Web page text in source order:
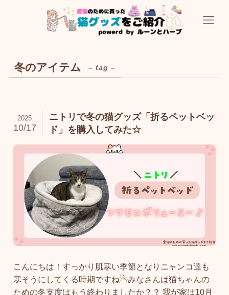
冬のアイテム – tag –
ニトリで冬の猫グッズ「折るペットベッ
ド」を購入してみた☆
2025
10/17
こんにちは！すっかり肌寒い季節となりニャンコ達も
寒そうにしてくる時期ですね☃みなさんは猫ちゃんの
ための冬支度はもう終わりましたか？？ 我が家は10月